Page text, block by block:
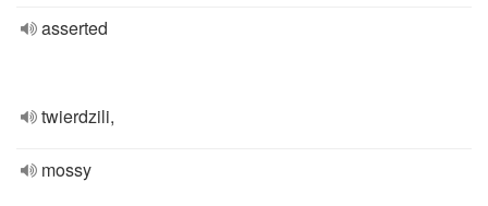
asserted
twierdzili,
mossy